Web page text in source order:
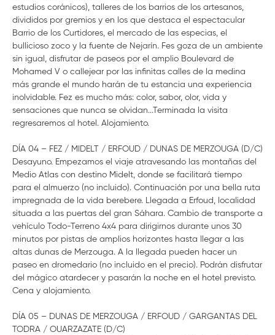
estudios coránicos), talleres de los barrios de los artesanos,
divididos por gremios y en los que destaca el espectacular
Barrio de los Curtidores, el mercado de las especias, el
bullicioso zoco y la fuente de Nejarín. Fes goza de un ambiente
sin igual, disfrutar de paseos por el amplio Boulevard de
Mohamed V o callejear por las infinitas calles de la medina
más grande el mundo harán de tu estancia una experiencia
inolvidable. Fez es mucho más: color, sabor, olor, vida y
sensaciones que nunca se olvidan...Terminada la visita
regresaremos al hotel. Alojamiento.
DÍA 04 – FEZ / MIDELT / ERFOUD / DUNAS DE MERZOUGA (D/C)
Desayuno. Empezamos el viaje atravesando las montañas del
Medio Atlas con destino Midelt, donde se facilitará tiempo
para el almuerzo (no incluido). Continuación por una bella ruta
impregnada de la vida berebere. Llegada a Erfoud, localidad
situada a las puertas del gran Sáhara. Cambio de transporte a
vehículo Todo-Terreno 4x4 para dirigirnos durante unos 30
minutos por pistas de amplios horizontes hasta llegar a las
altas dunas de Merzouga. A la llegada pueden hacer un
paseo en dromedario (no incluido en el precio). Podrán disfrutar
del mágico atardecer y pasarán la noche en el hotel previsto.
Cena y alojamiento.
DÍA 05 – DUNAS DE MERZOUGA / ERFOUD / GARGANTAS DEL
TODRA / OUARZAZATE (D/C)